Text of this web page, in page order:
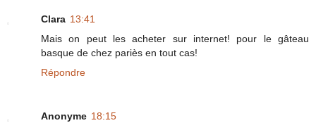
Clara 13:41
Mais on peut les acheter sur internet! pour le gâteau
basque de chez pariès en tout cas!
Répondre
Anonyme 18:15